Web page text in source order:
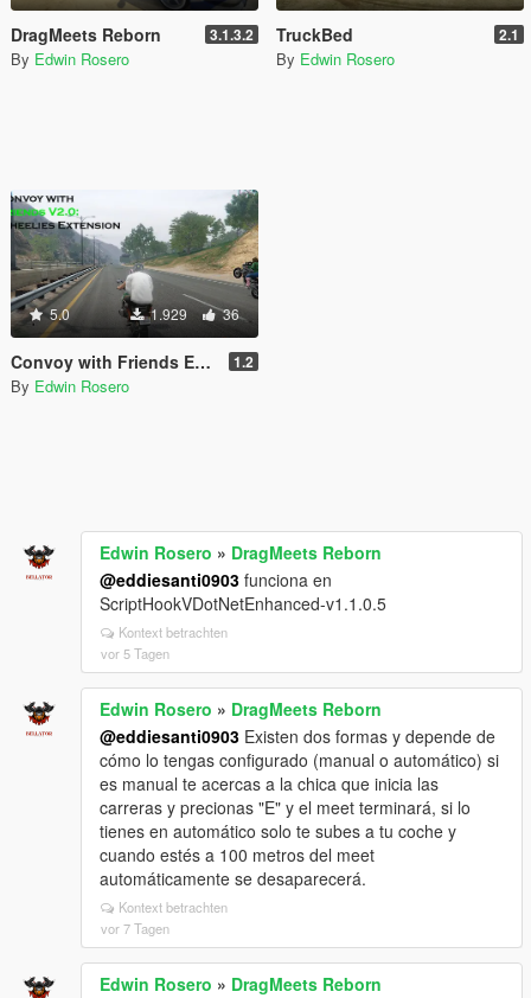
DragMeets Reborn 3.1.3.2
By Edwin Rosero
TruckBed 2.1
By Edwin Rosero
5.0 1.929 36
Convoy with Friends Expansion: Wheelies 1.2
By Edwin Rosero
Edwin Rosero » DragMeets Reborn
@eddiesanti0903 funciona en
ScriptHookVDotNetEnhanced-v1.1.0.5
Kontext betrachten
vor 5 Tagen
Edwin Rosero » DragMeets Reborn
@eddiesanti0903 Existen dos formas y depende de
cómo lo tengas configurado (manual o automático) si
es manual te acercas a la chica que inicia las
carreras y precionas "E" y el meet terminará, si lo
tienes en automático solo te subes a tu coche y
cuando estés a 100 metros del meet
automáticamente se desaparecerá.
Kontext betrachten
vor 7 Tagen
Edwin Rosero » DragMeets Reborn